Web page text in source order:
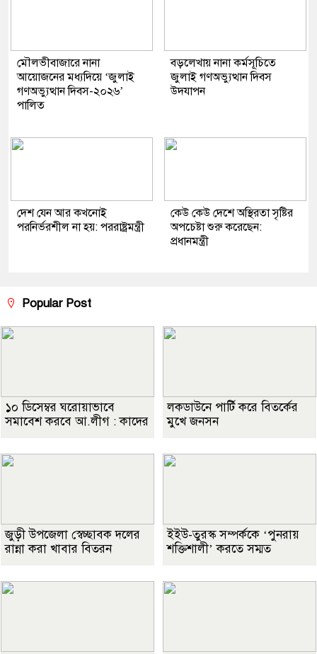
মৌলভীবাজারে নানা
আয়োজনের মধ্যদিয়ে ‘জুলাই
গণঅভ্যুত্থান দিবস-২০২৬’
পালিত
বড়লেখায় নানা কর্মসূচিতে
জুলাই গণঅভ্যুত্থান দিবস
উদযাপন
দেশ যেন আর কখনোই
পরনির্ভরশীল না হয়: পররাষ্ট্রমন্ত্রী
কেউ কেউ দেশে অস্থিরতা সৃষ্টির
অপচেষ্টা শুরু করেছেন:
প্রধানমন্ত্রী
Popular Post
১০ ডিসেম্বর ঘরোয়াভাবে
সমাবেশ করবে আ.লীগ : কাদের
লকডাউনে পার্টি করে বিতর্কের
মুখে জনসন
জুড়ী উপজেলা স্বেচ্ছাবক দলের
রান্না করা খাবার বিতরন
ইইউ-তুরস্ক সম্পর্ককে ‘পুনরায়
শক্তিশালী’ করতে সম্মত